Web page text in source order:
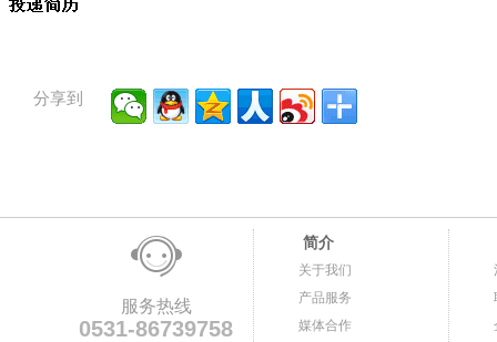
分享到
服务热线
0531-86739758
简介
关于我们
产品服务
媒体合作